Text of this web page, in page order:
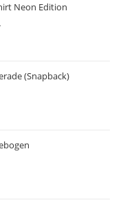
Neon Edition
(Snapback)